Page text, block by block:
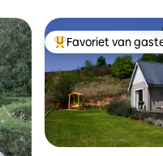
Topfavoriet van
Favoriet van